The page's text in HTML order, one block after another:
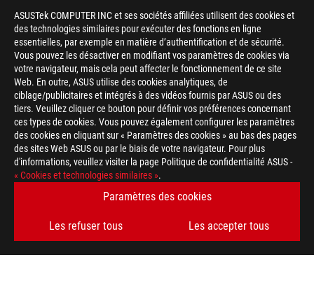
ASUSTek COMPUTER INC et ses sociétés affiliées utilisent des cookies et
des technologies similaires pour exécuter des fonctions en ligne
essentielles, par exemple en matière d’authentification et de sécurité.
Vous pouvez les désactiver en modifiant vos paramètres de cookies via
votre navigateur, mais cela peut affecter le fonctionnement de ce site
Web. En outre, ASUS utilise des cookies analytiques, de
ciblage/publicitaires et intégrés à des vidéos fournis par ASUS ou des
tiers. Veuillez cliquer ce bouton pour définir vos préférences concernant
ces types de cookies. Vous pouvez également configurer les paramètres
des cookies en cliquant sur « Paramètres des cookies » au bas des pages
des sites Web ASUS ou par le biais de votre navigateur. Pour plus
d'informations, veuillez visiter la page Politique de confidentialité ASUS -
« Cookies et technologies similaires ».
Paramètres des cookies
Les refuser tous Les accepter tous
ASUS
Footer
> GAMING CARTES MÈRES